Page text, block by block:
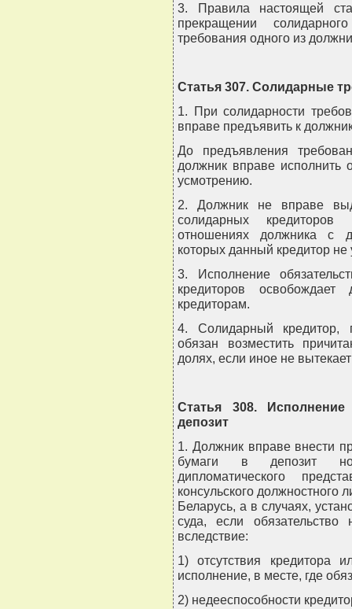
3. Правила настоящей
прекращении
требования одного из
Статья 307. Солидарные
1. При солидарности
вправе предъявить к
До предъявления
должник вправе исполнить
усмотрению.
2. Должник не вправе
солидарных
отношениях должника с
которых данный кредитор не
3. Исполнение
кредиторов
кредиторам.
4. Солидарный кредитор,
обязан возместить
долях, если иное не
Статья 308.
депозит
1. Должник вправе внести
бумаги в депозит
дипломатического
консульского должностного
Беларусь, а в случаях,
суда, если
вследствие:
1) отсутствия кредитора
исполнение, в месте, где
2) недееспособности